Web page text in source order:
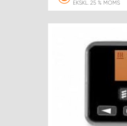
EKSKL. 25 % MOMS